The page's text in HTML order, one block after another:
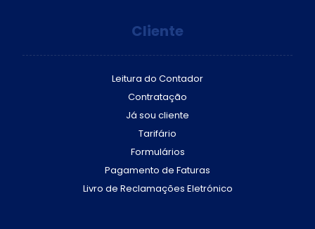
Cliente
Leitura do Contador
Contratação
Já sou cliente
Tarifário
Formulários
Pagamento de Faturas
Livro de Reclamações Eletrónico